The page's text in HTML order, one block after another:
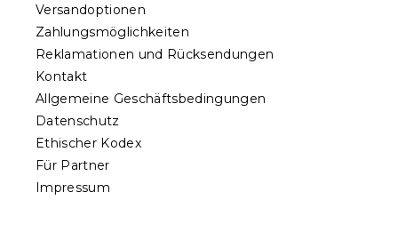
Versandoptionen
Zahlungsmöglichkeiten
Reklamationen und Rücksendungen
Kontakt
Allgemeine Geschäftsbedingungen
Datenschutz
Ethischer Kodex
Für Partner
Impressum